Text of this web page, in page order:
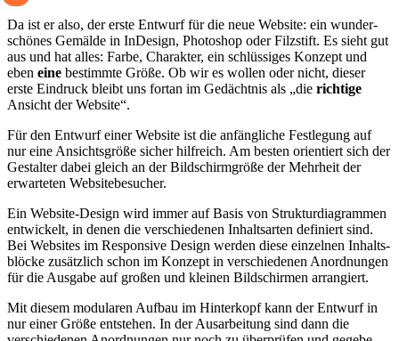
Da ist er also, der erste Entwurf für die neue Website: ein wunder­
schönes Gemälde in InDe­sign, Photo­shop oder Filz­stift. Es sieht gut
aus und hat alles: Farbe, Charakter, ein schlüs­siges Konzept und
eben eine bestimmte Größe. Ob wir es wollen oder nicht, dieser
erste Eindruck bleibt uns fortan im Gedächtnis als „die rich­tige
Ansicht der Website“.
Für den Entwurf einer Website ist die anfäng­liche Fest­le­gung auf
nur eine Ansichts­größe sicher hilf­reich. Am besten orien­tiert sich der
Gestalter dabei gleich an der Bild­schirm­größe der Mehr­heit der
erwar­teten Website­be­su­cher.
Ein Website-Design wird immer auf Basis von Struk­tur­dia­grammen
entwi­ckelt, in denen die verschie­denen Inhalts­arten defi­niert sind.
Bei Websites im Respon­sive Design werden diese einzelnen Inhalts­
blöcke zusätz­lich schon im Konzept in verschie­denen Anord­nungen
für die Ausgabe auf großen und kleinen Bild­schirmen arran­giert.
Mit diesem modu­laren Aufbau im Hinter­kopf kann der Entwurf in
nur einer Größe entstehen. In der Ausar­bei­tung sind dann die